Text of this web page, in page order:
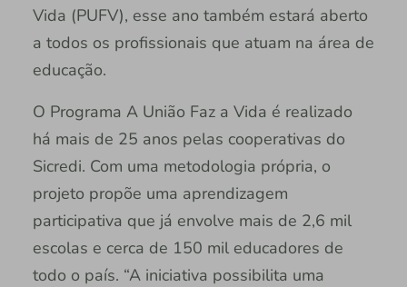
Vida (PUFV), esse ano também estará aberto
a todos os profissionais que atuam na área de
educação.
O Programa A União Faz a Vida é realizado
há mais de 25 anos pelas cooperativas do
Sicredi. Com uma metodologia própria, o
projeto propõe uma aprendizagem
participativa que já envolve mais de 2,6 mil
escolas e cerca de 150 mil educadores de
todo o país. “A iniciativa possibilita uma